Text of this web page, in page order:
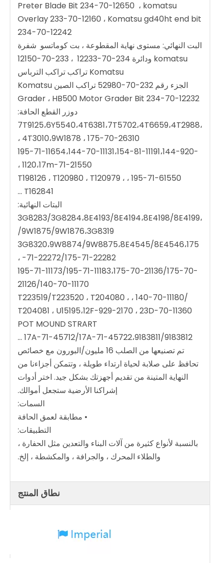
Preter Blade Bit 234-70-12650 ، komatsu
Overlay 233-70-12160 ، Komatsu gd40ht end bit
234-70-12242
البت النهائي: مستوى نهاية المقطوعة ، بت كوماتسو شفرة
komatsu ودائرة 234-70-12233 ، 233-70-12150
Komatsu تراكب تراكب الترباس
الجزء رقم 232-70-52980 تراكب الصين Komatsu
Grader ، HB500 Motor Grader Bit 234-70-12232
دوزر القطع الحافة:
7T9125،6Y5540،4T6381،7T5702،4T6659،4T2988،
4T3010،9W1878 ، 175-70-26310 ،
195-71-11654،144-70-11131،154-81-11191،144-920-
1120،17m-71-21550 ،
195-71-61550 ، T198126 ، T120980 ، T120979 ،
T162841 ...
البتات النهائية:
3G8283/3G8284،8E4193/8E4194،8E4198/8E4199،
9W1875/9W1876،3G8319/
3G8320،9W8874/9W8875،8E4545/8E4546،175
-71-22272/175-71-22282 ،
195-71-11173/195-71-11183،175-70-21136/175-70-
21126/140-70-11170
/140-70-11180 ، T223519/T223520 ، T204080 ،
T204081 ، U15195،12F-929-2170 ، 23D-70-11360
POT MOUND STRART
17A-71-45712/17A-71-45722،9183811/9183812 ...
تم تصنيعها من الصلب 16 مليون/البورون مع خصائص
تحافظ على صلابة لحياة ارتداء طويلة ، وتتمكن أجزاءنا من
النهاية المتينة من تقديم أجهزتك بشكل جيد. اختر أدوات
إشراكنا الأرضية ستجعل أموالك.
السمات:
• مطابقة لعمق الحافة
التطبيقات:
بالنسبة لأنواع كثيرة من آلات البناء والتعدين مثل الحفارة ،
والطلاء المحرك ، والجرافة ، والمكشطة ، إلخ.
نطاق المنتج